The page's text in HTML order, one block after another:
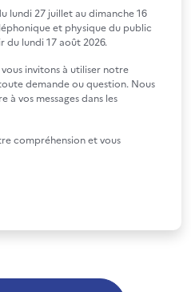
lundi 27 juillet au dimanche 16
et physique du public
du lundi 17 août 2026.
invitons à utiliser notre
demande ou question. Nous
vos messages dans les
compréhension et vous